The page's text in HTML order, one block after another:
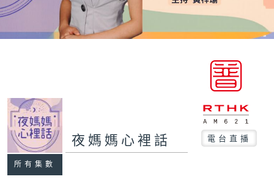
所有集數
夜媽媽心裡話 電台直播